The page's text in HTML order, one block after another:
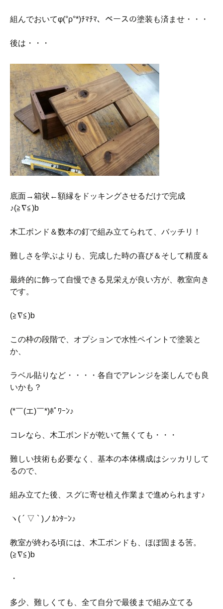
組んでおいてφ(°ρ°*)ﾁﾏﾁﾏ、ベースの塗装も済ませ・・・
後は・・・
底面→箱状←額縁をドッキングさせるだけで完成
♪(≧∇≦)b
木工ボンド＆数本の釘で組み立てられて、バッチリ！
難しさを学ぶよりも、完成した時の喜び＆そして精度＆
最終的に飾って自慢できる見栄えが良い方が、教室向き
です。
(≧∇≦)b
この枠の段階で、オプションで水性ペイントで塗装と
か、
ラベル貼りなど・・・・各自でアレンジを楽しんでも良
いかも？
(*￣(エ)￣*)ﾎﾟﾜｰﾝ♪
コレなら、木工ボンドが乾いて無くても・・・
難しい技術も必要なく、基本の本体構成はシッカリして
るので、
組み立てた後、スグに寄せ植え作業まで進められます♪
ヽ( ´ ▽ ` )ノｶﾝﾀｰﾝ♪
教室が終わる頃には、木工ボンドも、ほぼ固まる筈。
(≧∇≦)b
・
多少、難しくても、全て自分で最後まで組み立てる